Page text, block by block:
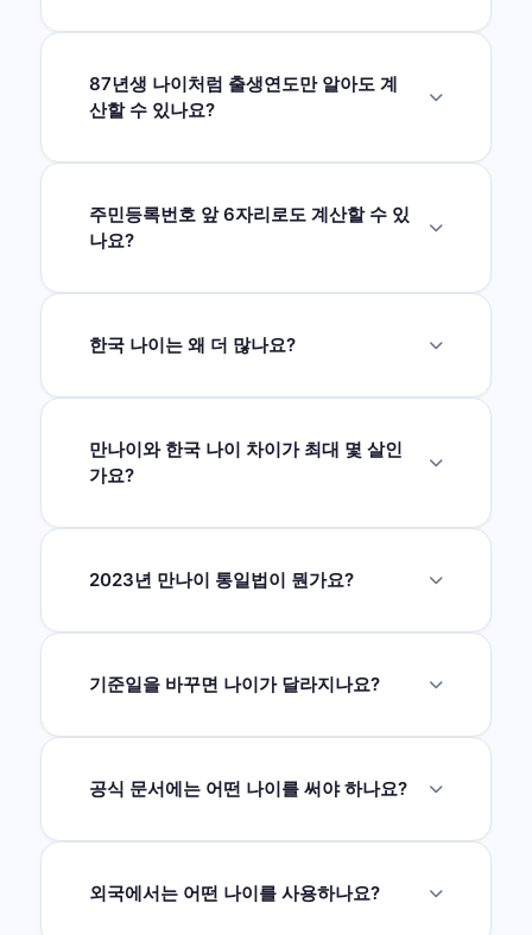
을 오늘로 두면 현재 만나이와 한국 나이가 함께
표시되고, 특정 날짜 기준도 선택할 수 있습니다.
87년생 나이처럼 출생연도만 알아도 계
산할 수 있나요?
지에 따라 달라집니다. 연도만 입력해 빠르게 비
교하려면 년생 나이 계산기를 이용하세요.
87년
주민등록번호 앞 6자리로도 계산할 수 있
나요?
1992년 4월 9일을 뜻하지만, 세기 구분이 필요
한국 나이는 왜 더 많나요?
만나이보다 1~2살 더 많아요.
만나이와 한국 나이 차이가 최대 몇 살인
가요?
이라 1살 적고, 한국 나이는 새해라 1살 더해져서
2023년 만나이 통일법이 뭔가요?
해석하도록 정리했어요. 다만 주류/담배 구매처
로 확인해야 해요.성년 나이 계산기에서 확인 →
기준일을 바꾸면 나이가 달라지나요?
연도만 바뀌면 달라져요.
공식 문서에는 어떤 나이를 써야 하나요?
만나이 기준이에요.
외국에서는 어떤 나이를 사용하나요?